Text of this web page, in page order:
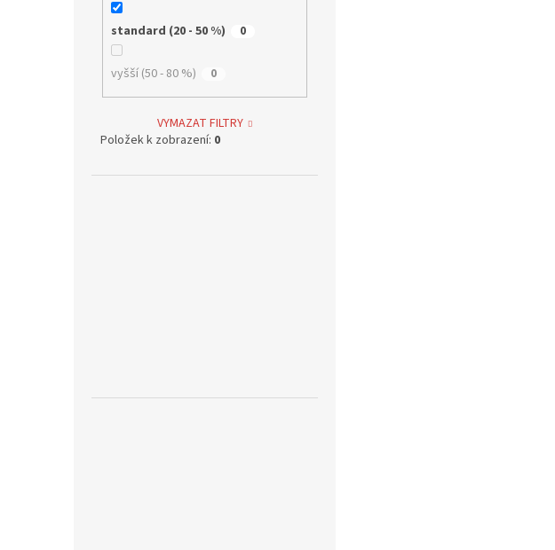
standard (20 - 50 %) 0
vyšší (50 - 80 %) 0
VYMAZAT FILTRY
Položek k zobrazení: 0